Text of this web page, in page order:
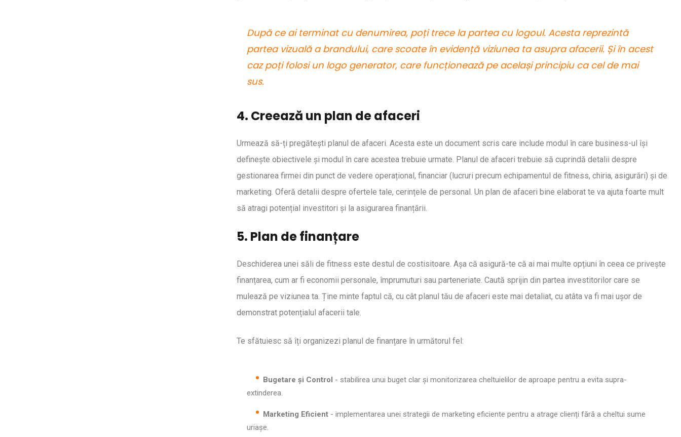
După ce ai terminat cu denumirea, poți trece la partea cu logoul. Acesta reprezintă
partea vizuală a brandului, care scoate în evidență viziunea ta asupra afacerii. Și în acest
caz poți folosi un logo generator, care funcționează pe același principiu ca cel de mai
sus.
4. Creează un plan de afaceri
Urmează să-ți pregătești planul de afaceri. Acesta este un document scris care include modul în care business-ul își
definește obiectivele și modul în care acestea trebuie urmate. Planul de afaceri trebuie să cuprindă detalii despre
gestionarea firmei din punct de vedere operațional, financiar (lucruri precum echipamentul de fitness, chiria, asigurări) și de
marketing. Oferă detalii despre ofertele tale, cerințele de personal. Un plan de afaceri bine elaborat te va ajuta foarte mult
să atragi potențial investitori și la asigurarea finanțării.
5. Plan de finanțare
Deschiderea unei săli de fitness este destul de costisitoare. Așa că asigură-te că ai mai multe opțiuni în ceea ce privește
finanțarea, cum ar fi economii personale, împrumuturi sau parteneriate. Caută sprijin din partea investitorilor care se
mulează pe viziunea ta. Ține minte faptul că, cu cât planul tău de afaceri este mai detaliat, cu atâta va fi mai ușor de
demonstrat potențialul afacerii tale.
Te sfătuiesc să îți organizezi planul de finanțare în următorul fel:
Bugetare și Control - stabilirea unui buget clar și monitorizarea cheltuielilor de aproape pentru a evita supra-
extinderea.
Marketing Eficient - implementarea unei strategii de marketing eficiente pentru a atrage clienți fără a cheltui sume
uriașe.